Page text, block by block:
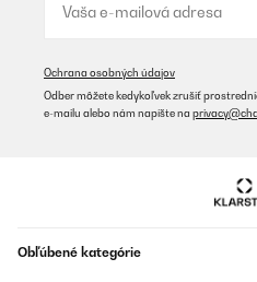
Ochrana osobných údajov
Odber môžete kedykoľvek zrušiť
e-mailu alebo nám napíšte na
Obľúbené kategórie